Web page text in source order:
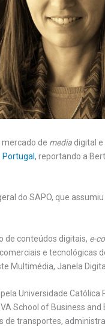
mercado de media digital
Portugal , reportando a
do SAPO, que
de conteúdos digitais, e-
e tecnológicas
Multimédia, Janela
Universidade
School of Business
de transportes,